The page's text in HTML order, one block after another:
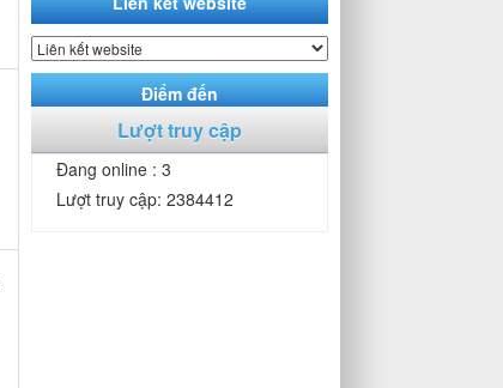
Điểm đến
Lượt truy cập
Đang online : 3
Lượt truy cập: 2384412